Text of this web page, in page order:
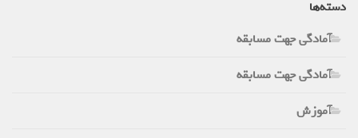
دسته‌ها
آمادگی جهت مسابقه
آمادگی جهت مسابقه
آموزش